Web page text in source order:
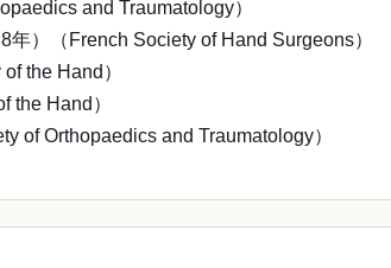
and Traumatology）
）（French Society of Hand Surgeons）
the Hand）
Hand）
Orthopaedics and Traumatology）